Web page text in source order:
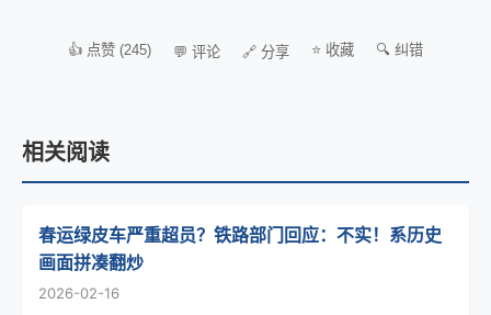
👍 点赞 (245) 💬 评论 🔗 分享 ⭐ 收藏 🔍 纠错
相关阅读
春运绿皮车严重超员？铁路部门回应：不实！系历史
画面拼凑翻炒
2026-02-16